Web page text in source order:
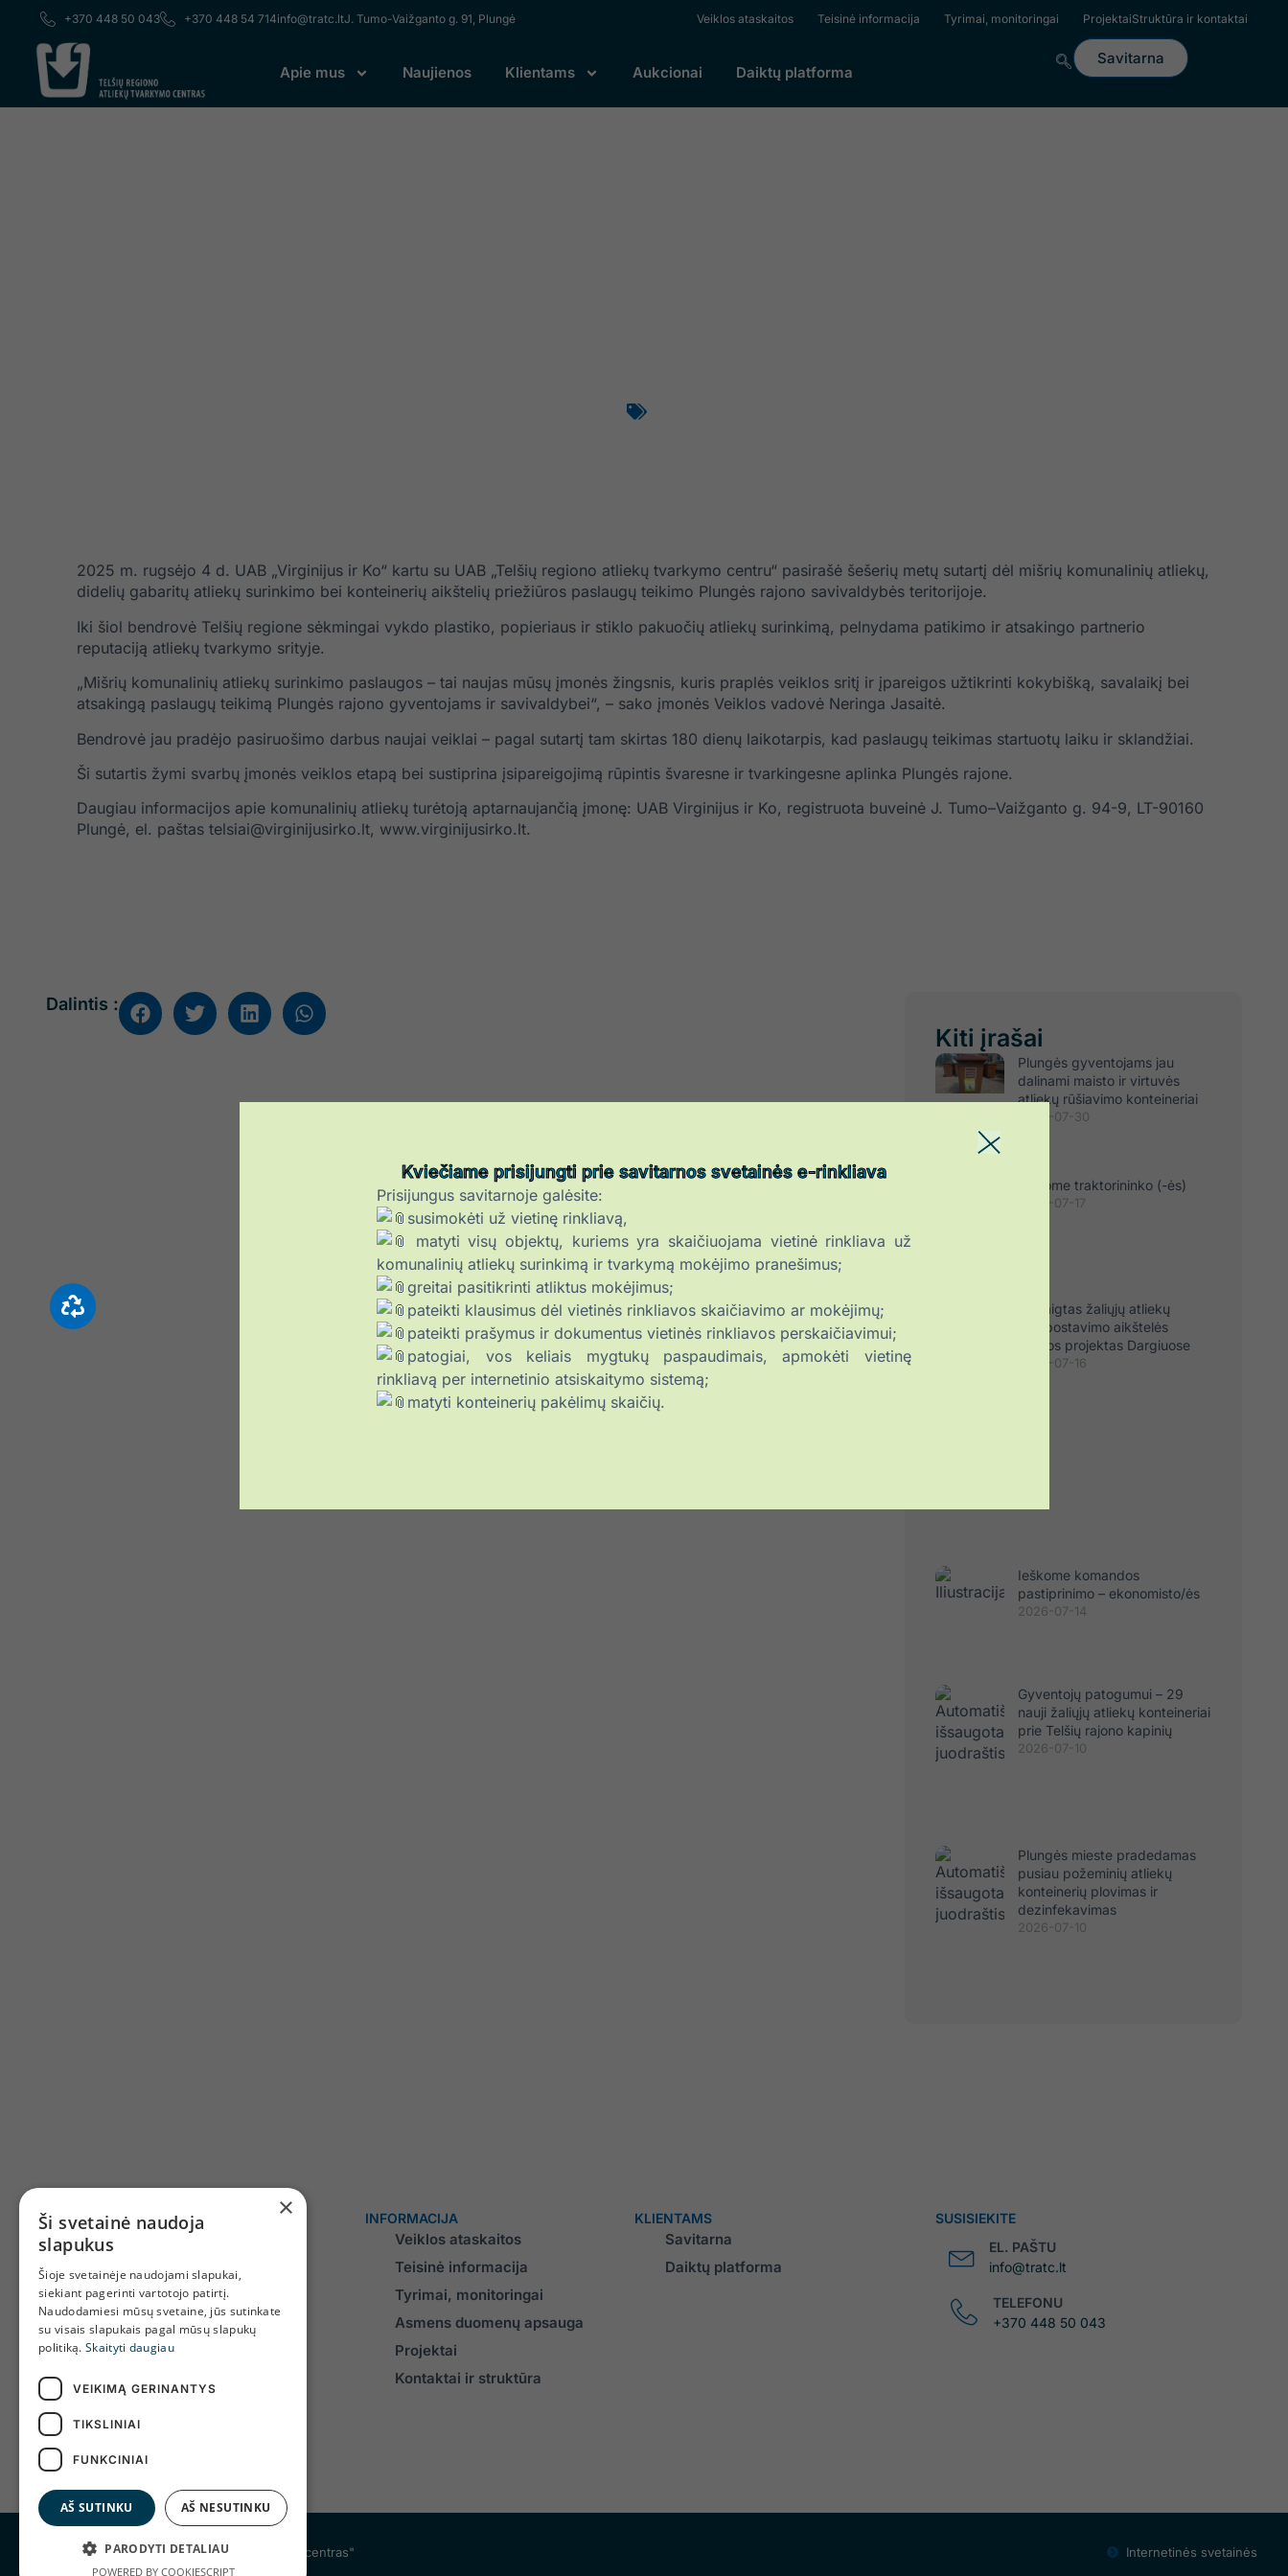
turinio
+370 448 50 043 +370 448 54 714info@tratc.ltJ. Tumo-Vaižganto g. 91, Plungė Veiklos ataskaitos Teisinė informacija Tyrimai, monitoringai ProjektaiStruktūra ir kontaktai
Apie mus Naujienos Klientams Aukcionai Daiktų platforma
Savitarna
Lorem ipsum dolor sit amet, consectetur adipiscing elit. Ut elit tellus, luctus nec ullamcorper mattis, pulvinar dapibus leo.
2025 m. rugsėjo 4 d. UAB „Virginijus ir Ko“ kartu su UAB „Telšių regiono atliekų tvarkymo centru“ pasirašė šešerių metų sutartį dėl mišrių komunalinių atliekų,
didelių gabaritų atliekų surinkimo bei konteinerių aikštelių priežiūros paslaugų teikimo Plungės rajono savivaldybės teritorijoje.
Iki šiol bendrovė Telšių regione sėkmingai vykdo plastiko, popieriaus ir stiklo pakuočių atliekų surinkimą, pelnydama patikimo ir atsakingo partnerio
reputaciją atliekų tvarkymo srityje.
„Mišrių komunalinių atliekų surinkimo paslaugos – tai naujas mūsų įmonės žingsnis, kuris praplės veiklos sritį ir įpareigos užtikrinti kokybišką, savalaikį bei
atsakingą paslaugų teikimą Plungės rajono gyventojams ir savivaldybei“, – sako įmonės Veiklos vadovė Neringa Jasaitė.
Bendrovė jau pradėjo pasiruošimo darbus naujai veiklai – pagal sutartį tam skirtas 180 dienų laikotarpis, kad paslaugų teikimas startuotų laiku ir sklandžiai.
Ši sutartis žymi svarbų įmonės veiklos etapą bei sustiprina įsipareigojimą rūpintis švaresne ir tvarkingesne aplinka Plungės rajone.
Daugiau informacijos apie komunalinių atliekų turėtoją aptarnaujančią įmonę: UAB Virginijus ir Ko, registruota buveinė J. Tumo–Vaižganto g. 94-9, LT-90160
Plungė, el. paštas telsiai@virginijusirko.lt, www.virginijusirko.lt.
Dalintis :
Kiti įrašai
Plungės gyventojams jau
dalinami maisto ir virtuvės
atliekų rūšiavimo konteineriai
2026-07-30
Ieškome traktorininko (-ės)
2026-07-17
Užbaigtas žaliųjų atliekų
kompostavimo aikštelės
plėtros projektas Dargiuose
2026-07-16
Ieškome komandos
pastiprinimo – ekonomisto/ės
2026-07-14
Gyventojų patogumui – 29
nauji žaliųjų atliekų konteineriai
prie Telšių rajono kapinių
2026-07-10
Plungės mieste pradedamas
pusiau požeminių atliekų
konteinerių plovimas ir
dezinfekavimas
2026-07-10
Įmonės kodas 171780190
PVM mokėtojo kodas LT100001362119
Darbo laikas:
I– IV 8.00–17.00 val.
V 8.00–15.45 val.
INFORMACIJA
Veiklos ataskaitos
Teisinė informacija
Tyrimai, monitoringai
Asmens duomenų apsauga
Projektai
Kontaktai ir struktūra
KLIENTAMS
Savitarna
Daiktų platforma
SUSISIEKITE
EL. PAŠTU
info@tratc.lt
TELEFONU
+370 448 50 043
© 2024 UAB "Telšių regiono atliekų tvarkymo centras" Internetinės svetainės
×
Ši svetainė naudoja
slapukus
Šioje svetainėje naudojami slapukai,
siekiant pagerinti vartotojo patirtį.
Naudodamiesi mūsų svetaine, jūs sutinkate
su visais slapukais pagal mūsų slapukų
politiką. Skaityti daugiau
VEIKIMĄ GERINANTYS
TIKSLINIAI
FUNKCINIAI
AŠ SUTINKU AŠ NESUTINKU
PARODYTI DETALIAU
POWERED BY COOKIESCRIPT
Kviečiame prisijungti prie savitarnos svetainės e-rinkliava
Prisijungus savitarnoje galėsite:
susimokėti už vietinę rinkliavą,
matyti visų objektų, kuriems yra skaičiuojama vietinė rinkliava už
komunalinių atliekų surinkimą ir tvarkymą mokėjimo pranešimus;
greitai pasitikrinti atliktus mokėjimus;
pateikti klausimus dėl vietinės rinkliavos skaičiavimo ar mokėjimų;
pateikti prašymus ir dokumentus vietinės rinkliavos perskaičiavimui;
patogiai, vos keliais mygtukų paspaudimais, apmokėti vietinę
rinkliavą per internetinio atsiskaitymo sistemą;
matyti konteinerių pakėlimų skaičių.